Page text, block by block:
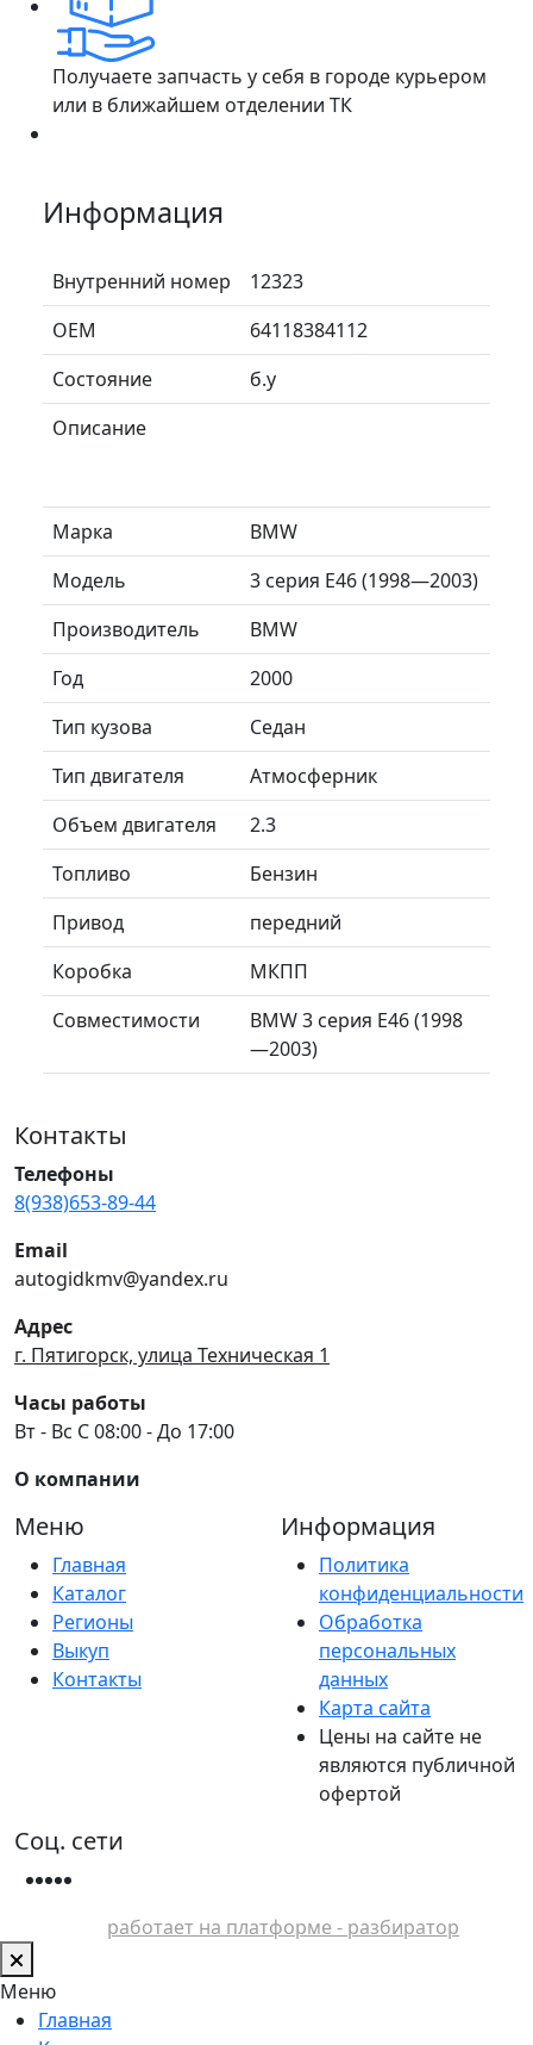
Получаете запчасть у себя в городе курьером
или в ближайшем отделении ТК
Информация
Внутренний номер
12323
ОЕМ
64118384112
Состояние
б.у
Описание
Марка
BMW
Модель
3 серия E46 (1998—2003)
Производитель
BMW
Год
2000
Тип кузова
Седан
Тип двигателя
Атмосферник
Объем двигателя
2.3
Топливо
Бензин
Привод
передний
Коробка
МКПП
Совместимости
BMW 3 серия E46 (1998
—2003)
Контакты
Телефоны
8(938)653-89-44
Email
autogidkmv@yandex.ru
Адрес
г. Пятигорск, улица Техническая 1
Часы работы
Вт - Вс С 08:00 - До 17:00
О компании
Меню
Главная
Каталог
Регионы
Выкуп
Контакты
Информация
Политика
конфиденциальности
Обработка
персональных
данных
Карта сайта
Цены на сайте не
являются публичной
офертой
Соц. сети
работает на платформе - разбиратор
Меню
Главная